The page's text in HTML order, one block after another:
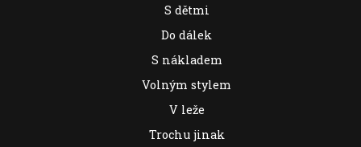
S dětmi
Do dálek
S nákladem
Volným stylem
V leže
Trochu jinak